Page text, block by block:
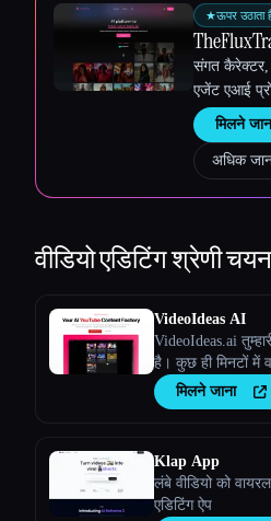
★ऊपर उठाता
संगत कैरेक्टर,
एजेंट एआई
मिलने
अधिक
वीडियो एडिटिंगश्रेणी चयन
VideoIdeas AI
VideoIdeas.ai
है। कुछ ही मिनटों में
वीडियो आइडिया
मिलने जाना
Klap App
लंबे वीडियो को
एडिटिंग ऐप